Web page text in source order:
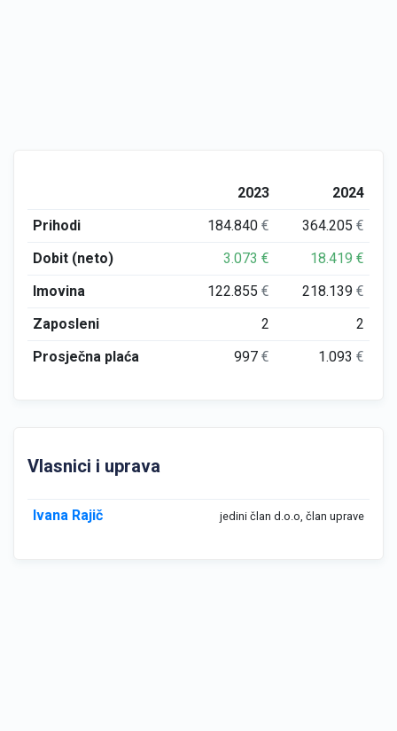
2023
2024
Prihodi
184.840€ 364.205€
Dobit (neto)
3.073€ 18.419€
Imovina
122.855€ 218.139€
Zaposleni
2
2
Prosječna plaća
997€ 1.093€
Vlasnici i uprava
Ivana Rajič jedini član d.o.o, član uprave